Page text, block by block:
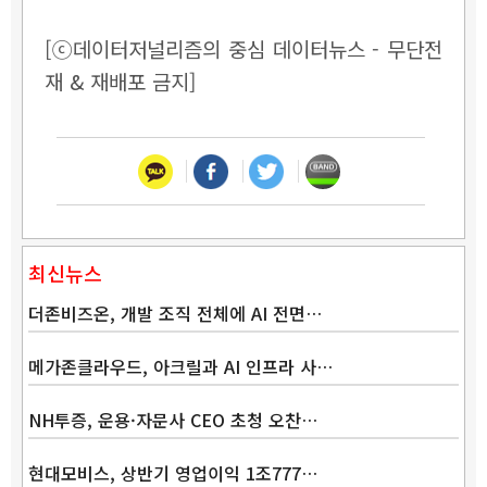
[ⓒ데이터저널리즘의 중심 데이터뉴스 - 무단전
재 & 재배포 금지]
최신뉴스
더존비즈온, 개발 조직 전체에 AI 전면…
메가존클라우드, 아크릴과 AI 인프라 사…
NH투증, 운용·자문사 CEO 초청 오찬…
현대모비스, 상반기 영업이익 1조777…